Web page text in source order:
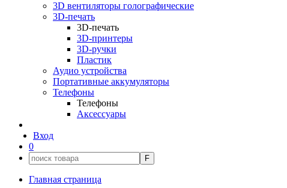
3D вентиляторы голографические
3D-печать
3D-печать
3D-принтеры
3D-ручки
Пластик
Аудио устройства
Портативные аккумуляторы
Телефоны
Телефоны
Аксессуары
Вход
0
F
Главная страница